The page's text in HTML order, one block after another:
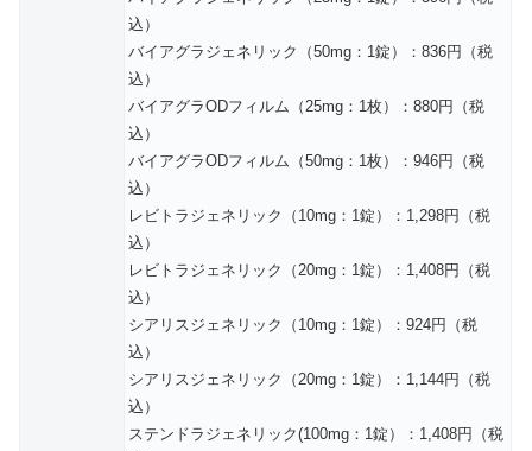
込）
バイアグラジェネリック（50mg：1錠）：836円（税
込）
バイアグラODフィルム（25mg：1枚）：880円（税
込）
バイアグラODフィルム（50mg：1枚）：946円（税
込）
レビトラジェネリック（10mg：1錠）：1,298円（税
込）
レビトラジェネリック（20mg：1錠）：1,408円（税
込）
シアリスジェネリック（10mg：1錠）：924円（税
込）
シアリスジェネリック（20mg：1錠）：1,144円（税
込）
ステンドラジェネリック(100mg：1錠）：1,408円（税